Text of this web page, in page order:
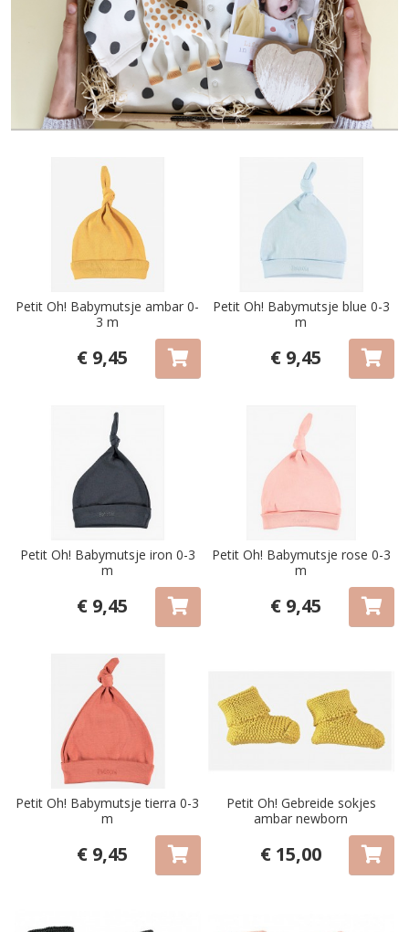
Petit Oh! Babymutsje ambar 0-
3 m
€ 9,45
Petit Oh! Babymutsje blue 0-3
m
€ 9,45
Petit Oh! Babymutsje iron 0-3
m
€ 9,45
Petit Oh! Babymutsje rose 0-3
m
€ 9,45
Petit Oh! Babymutsje tierra 0-3
m
€ 9,45
Petit Oh! Gebreide sokjes
ambar newborn
€ 15,00